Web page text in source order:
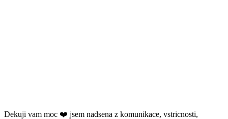
Dekuji vam moc ❤️ jsem nadsena z komunikace, vstricnosti,